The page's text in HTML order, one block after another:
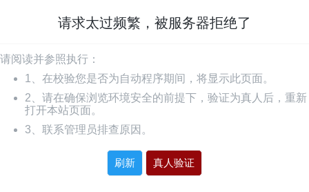
请求太过频繁，被服务器拒绝了
请阅读并参照执行：
1、在校验您是否为自动程序期间，将显示此页面。
2、请在确保浏览环境安全的前提下，验证为真人后，重新
打开本站页面。
3、联系管理员排查原因。
刷新 真人验证